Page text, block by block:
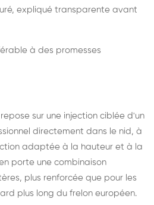
expliqué transparente avant
à des promesses
sur une injection ciblée d'un
directement dans le nid, à
adaptée à la hauteur et à la
porte une combinaison
plus renforcée que pour les
plus long du frelon européen.